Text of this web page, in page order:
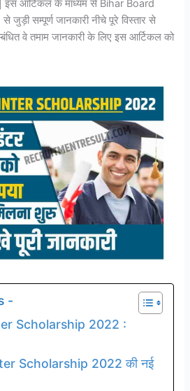
इस आर्टिकल के माध्यम से Bihar Board
सम्पूर्ण जानकारी नीचे पूरे विस्तार से
वे तमाम जानकारी के लिए इस आर्टिकल को
-
Scholarship 2022 :
Scholarship 2022 की नई